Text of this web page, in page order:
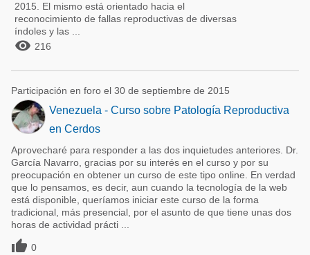
2015. El mismo está orientado hacia el
reconocimiento de fallas reproductivas de diversas
índoles y las ...
 216
Participación en foro el 30 de septiembre de 2015
Venezuela - Curso sobre Patología Reproductiva
en Cerdos
Aprovecharé para responder a las dos inquietudes anteriores. Dr.
García Navarro, gracias por su interés en el curso y por su
preocupación en obtener un curso de este tipo online. En verdad
que lo pensamos, es decir, aun cuando la tecnología de la web
está disponible, queríamos iniciar este curso de la forma
tradicional, más presencial, por el asunto de que tiene unas dos
horas de actividad prácti ...
 0